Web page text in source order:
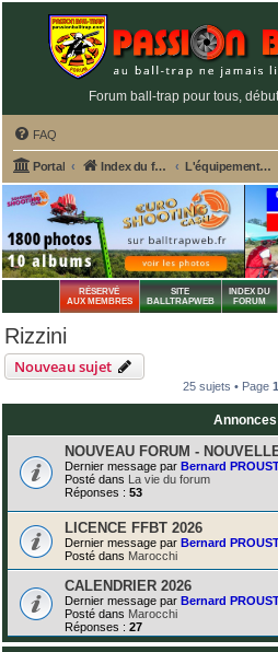
Forum ball-trap pour tous,
FAQ
Portal Index du forum L'équipement du tireur de ball-trap
RÉSERVÉ
AUX MEMBRES
SITE
BALLTRAPWEB
INDEX DU
FORUM
Rizzini
Nouveau sujet
25 sujets • Page 1
Annonces
NOUVEAU FORUM -
Dernier message par Bernard
Posté dans La vie du forum
Réponses : 53
LICENCE FFBT 2026
Dernier message par Bernard
Posté dans Marocchi
CALENDRIER 2026
Dernier message par Bernard
Posté dans Marocchi
Réponses : 27